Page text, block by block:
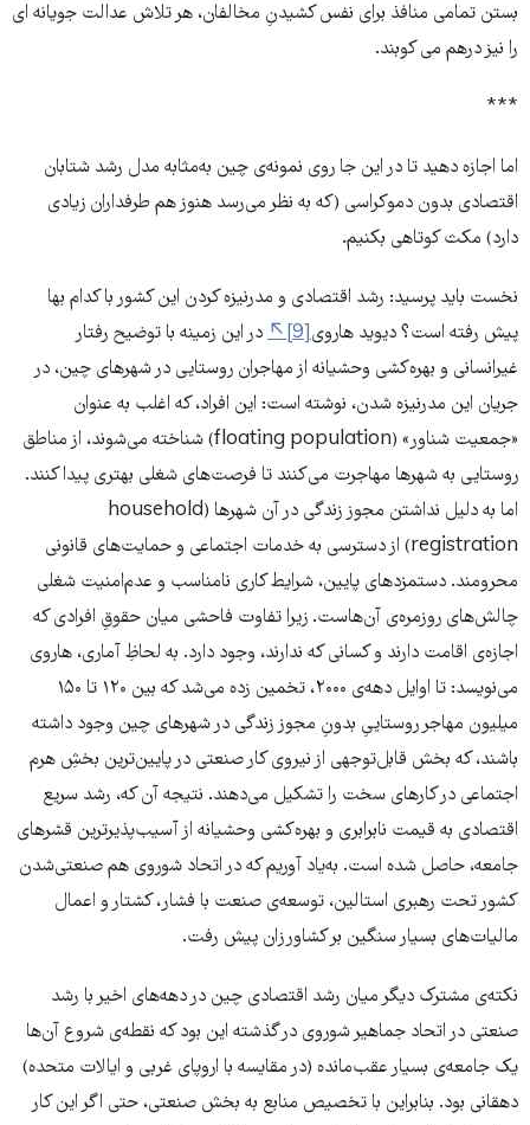
بستن تمامی منافذ برای نفس کشیدنِ مخالفان، هر تلاش عدالت جویانه ای
را نیز درهم می کوبند.
***
اما اجازه دهید تا در این جا روی نمونه‌ی چین به‌مثابه مدل رشد شتابان
اقتصادی بدون دموکراسی (که به نظر می‌رسد هنوز هم طرفداران زیادی
دارد) مکث کوتاهی بکنیم.
نخست باید پرسید: رشد اقتصادی و مدرنیزه کردن این کشور با کدام بها
پیش رفته است؟ دیوید هاروی[9]
در این زمینه با توضیح رفتار
غیرانسانی و بهره‌کشی وحشیانه از مهاجران روستایی در شهرهای چین، در
جریان این مدرنیزه شدن، نوشته است: این افراد، که اغلب به عنوان
«جمعیت شناور» (floating population) شناخته می‌شوند، از مناطق
روستایی به شهرها مهاجرت می‌کنند تا فرصت‌های شغلی بهتری پیدا کنند.
اما به دلیل نداشتن مجوز زندگی در آن شهر‌ها (household
registration) از دسترسی به خدمات اجتماعی و حمایت‌های قانونی
‌محرومند. دستمزدهای پایین، شرایط کاری نامناسب و عدم‌امنیت شغلی
چالش‌های روزمره‌ی آن‌هاست. زیرا تفاوت فاحشی میان حقوقِ افرادی که
اجازه‌ی اقامت دارند و کسانی که ندارند، وجود دارد. به لحاظِ آماری، هاروی
می‌نویسد: تا اوایل دهه‌ی ۲۰۰۰، تخمین زده می‌شد که بین ۱۲۰ تا ۱۵۰
میلیون مهاجر روستاییِ بدونِ مجوز زندگی در شهرهای چین وجود داشته
باشند، که بخش قابل‌توجهی از نیروی کار صنعتی در پایین‌ترین بخشِ هرم
اجتماعی در کارهای سخت را تشکیل می‌دهند. نتیجه آن که، رشد سریع
اقتصادی به قیمت نابرابری و بهره‌کشی وحشیانه از آسیب‌پذیرترین قشرهای
جامعه، حاصل شده است. به‌یاد آوریم که در اتحاد شوروی هم صنعتی‌شدن
کشور تحت رهبری استالین، توسعه‌ی صنعت با فشار، کشتار و اعمال
مالیات‌های بسیار سنگین بر کشاورزان پیش رفت.
نکته‌ی مشترک دیگر میان رشد اقتصادی چین در دهه‌های اخیر با رشد
صنعتی در اتحاد جماهیر شوروی در گذشته این بود که نقطه‌ی شروع آن‌ها
یک جامعه‌ی بسیار عقب‌مانده (در مقایسه با اروپای غربی و ایالات متحده)
دهقانی بود. بنابراین با تخصیص منابع به بخش صنعتی، حتی اگر این کار